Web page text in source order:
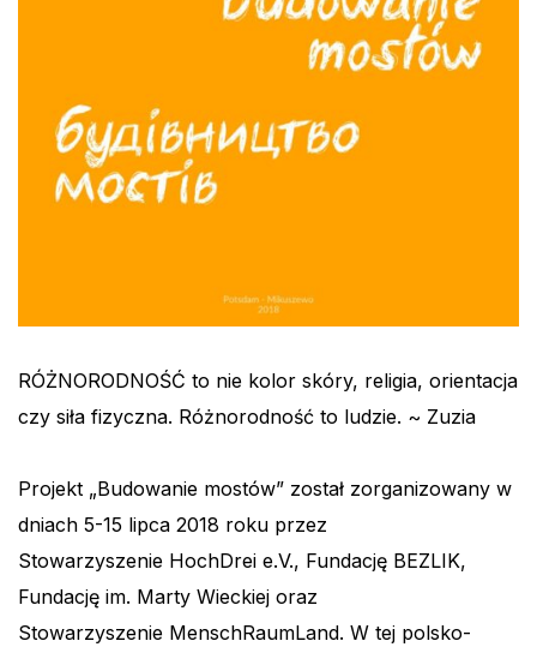
RÓŻNORODNOŚĆ to nie kolor skóry, religia, orientacja
czy siła fizyczna. Różnorodność to ludzie. ~ Zuzia
Projekt „Budowanie mostów” został zorganizowany w
dniach 5-15 lipca 2018 roku przez
Stowarzyszenie HochDrei e.V., Fundację BEZLIK,
Fundację im. Marty Wieckiej oraz
Stowarzyszenie MenschRaumLand. W tej polsko-